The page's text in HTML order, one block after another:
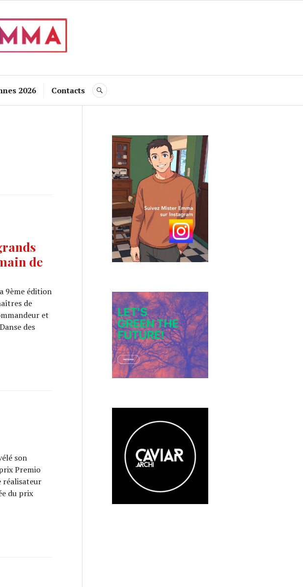
2026 Contacts RECHERCHE
de
9ème édition
de
et
des
« Nos batailles » et « Girl » grands gagnants de la 9ème cérémonie emmenée
son
Premio
réalisateur
du prix
2018 : Palmarès « Queer Palm »